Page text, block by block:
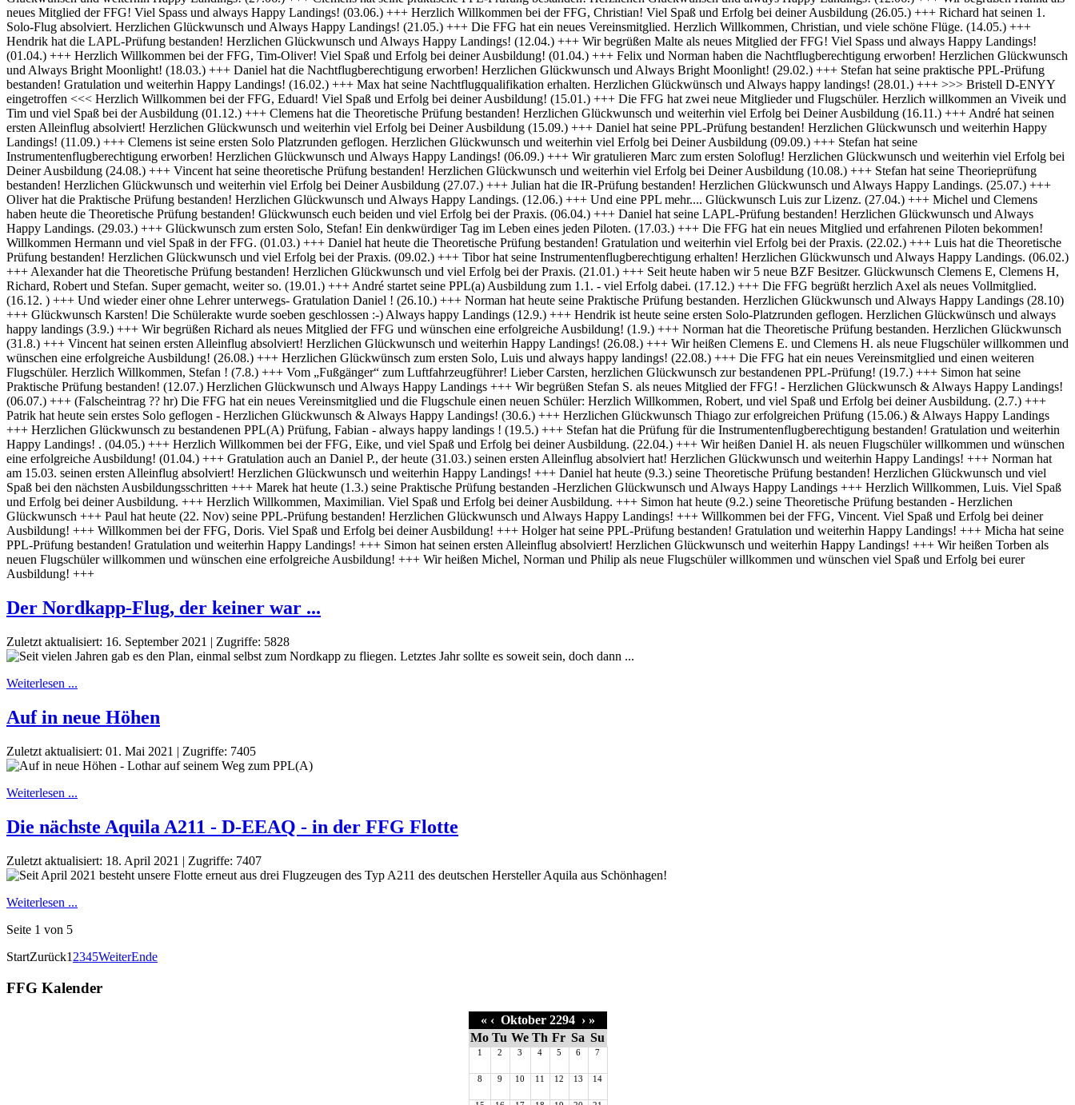
Der Nordkapp-Flug, der keiner war ...
Zuletzt aktualisiert: 16. September 2021 | Zugriffe: 5828
Weiterlesen ...
Auf in neue Höhen
Zuletzt aktualisiert: 01. Mai 2021 | Zugriffe: 7405
Weiterlesen ...
Die nächste Aquila A211 - D-EEAQ - in der FFG Flotte
Zuletzt aktualisiert: 18. April 2021 | Zugriffe: 7407
Weiterlesen ...
Seite 1 von 5
StartZurück1 2345WeiterEnde
FFG Kalender
« ‹Oktober 2294 › »
Mo Tu We Th Fr Sa Su
1 2 3 4 5 6 7
8 9 10 11 12 13 14